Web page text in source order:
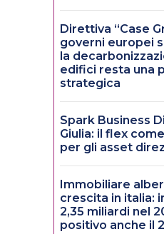
Direttiva “Case
governi europei
la
edifici resta una
strategica
Spark Business
Giulia: il flex
per gli asset
Immobiliare
crescita in italia:
2,35 miliardi nel
positivo anche il